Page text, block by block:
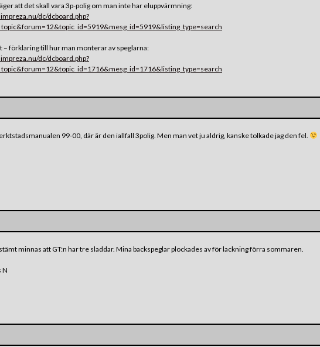
att det skall vara 3p-polig om man inte har eluppvärmning:
dc/dcboard.php?
– förklaring till hur man monterar av speglarna:
dc/dcboard.php?
99-00, där är den iallfall 3polig. Men man vet ju aldrig, kanske tolkade jag den fel.
minnas att GT:n har tre sladdar. Mina backspeglar plockades av för lackning förra sommaren.
N